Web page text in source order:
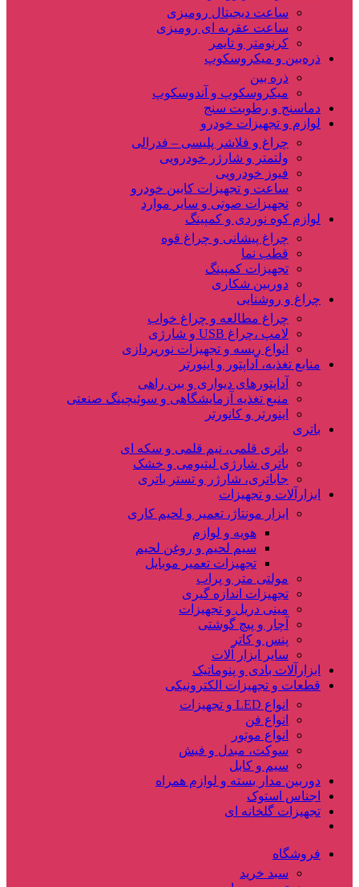
ساعت دیجیتال رومیزی
ساعت عقربه ای رومیزی
کرنومتر و تایمر
ذره‌بین و میکروسکوپ
ذره بین
میکروسکوپ و آندوسکوپ
دماسنج و رطوبت سنج
لوازم و تجهیزات خودرو
چراغ و فلاشر پلیسی – فدرالی
ولتمتر و شارژر خودرویی
فیوز خودرویی
ساعت و تجهیزات کابین خودرو
تجهیزات صوتی و سایر موارد
لوازم کوه نوردی و کمپینگ
چراغ پیشانی و چراغ قوه
قطب نما
تجهیزات کمپینگ
دوربین شکاری
چراغ و روشنایی
چراغ مطالعه و چراغ خواب
لامپ ،چراغ USB و شارژی
انواع ریسه و تجهیزات نورپردازی
منابع تغذیه، آداپتور و اینورتر
آداپتورهای دیواری و بین راهی
منبع تغذیه آزمایشگاهی و سوئیچینگ صنعتی
اینورتر و کانورتر
باتری
باتری قلمی، نیم قلمی و سکه ای
باتری شارژی لیتیومی و خشک
جاباتری، شارژر و تستر باتری
ابزارآلات و تجهیزات
ابزار مونتاژ، تعمیر و لحیم کاری
هویه و لوازم
سیم لحیم و روغن لحیم
تجهیزات تعمیر موبایل
مولتی متر و پراب
تجهیزات اندازه گیری
مینی دریل و تجهیزات
آچار و پیچ گوشتی
پنس و کاتر
سایر ابزار آلات
ابزارآلات بادی و پنوماتیک
قطعات و تجهیزات الکترونیکی
انواع LED و تجهیزات
انواع فن
انواع موتور
سوکت، مبدل و فیش
سیم و کابل
دوربین مدار بسته و لوازم همراه
اجناس استوک
تجهیزات گلخانه ای
فروشگاه
سبد خرید